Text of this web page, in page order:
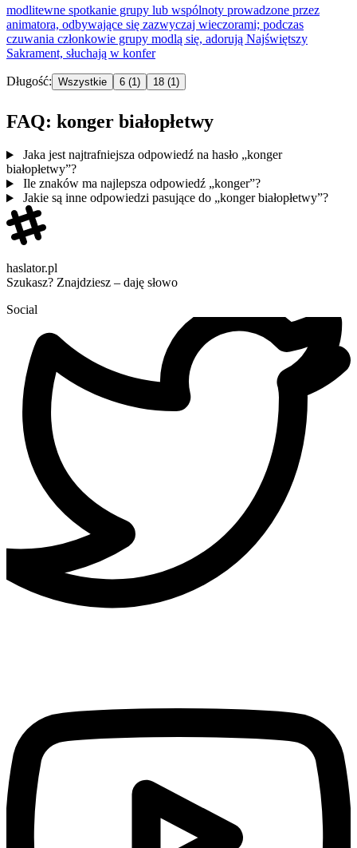
modlitewne spotkanie grupy lub wspólnoty prowadzone przez
animatora, odbywające się zazwyczaj wieczorami; podczas
czuwania członkowie grupy modlą się, adorują Najświętszy
Sakrament, słuchają w konfer
Długość: Wszystkie 6 (1) 18 (1)
FAQ: konger białopłetwy
Jaka jest najtrafniejsza odpowiedź na hasło „konger
białopłetwy”?
Ile znaków ma najlepsza odpowiedź „konger”?
Jakie są inne odpowiedzi pasujące do „konger białopłetwy”?
haslator.pl
Szukasz? Znajdziesz – daję słowo
Social